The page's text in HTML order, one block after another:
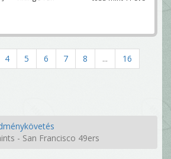
4 5 6 7 8 ...
16
- San Francisco 49ers